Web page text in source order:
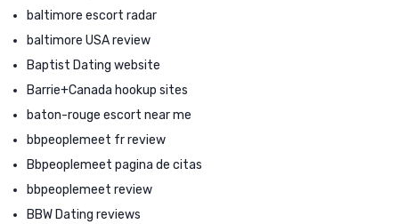
baltimore escort radar
baltimore USA review
Baptist Dating website
Barrie+Canada hookup sites
baton-rouge escort near me
bbpeoplemeet fr review
Bbpeoplemeet pagina de citas
bbpeoplemeet review
BBW Dating reviews